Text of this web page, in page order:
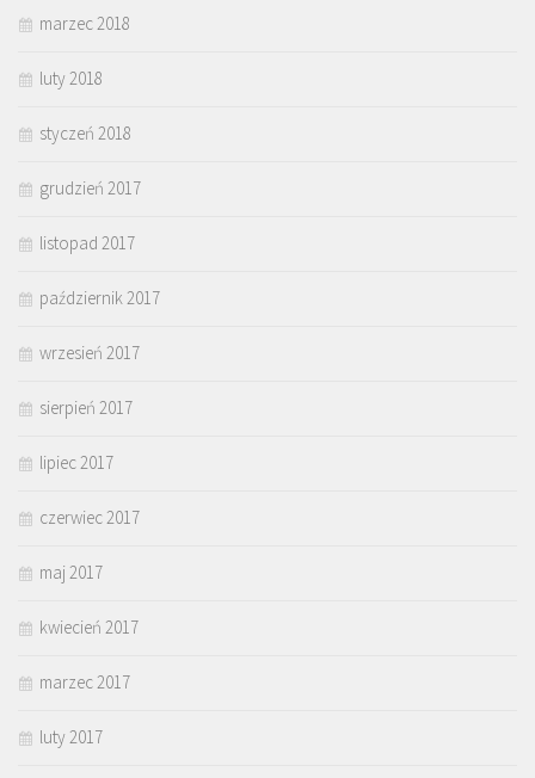
marzec 2018
luty 2018
styczeń 2018
grudzień 2017
listopad 2017
październik 2017
wrzesień 2017
sierpień 2017
lipiec 2017
czerwiec 2017
maj 2017
kwiecień 2017
marzec 2017
luty 2017